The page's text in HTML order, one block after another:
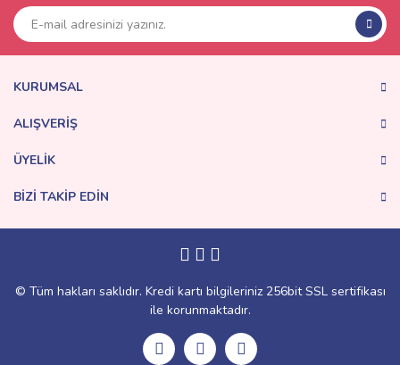
KURUMSAL
ALIŞVERİŞ
ÜYELİK
BİZİ TAKİP EDİN
© Tüm hakları saklıdır. Kredi kartı bilgileriniz 256bit SSL sertifikası
ile korunmaktadır.